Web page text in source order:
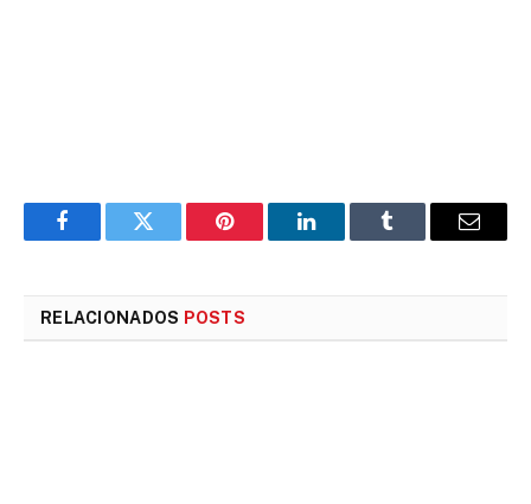
FacebookTwitter Pinterest LinkedInTumblr
E-
RELACIONADOS POSTS